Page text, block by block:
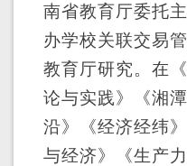
南省教育厅委托
办学校关联交易
教育厅研究。在
论与实践》《湘
沿》《经济经纬
与经济》《生产